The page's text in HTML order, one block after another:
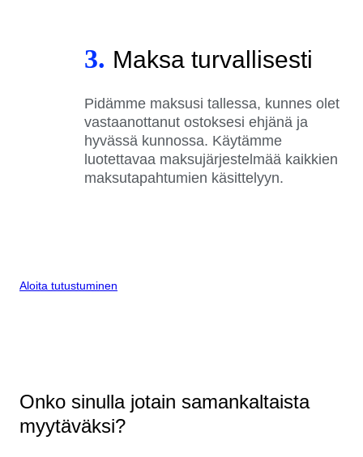
3. Maksa turvallisesti
Pidämme maksusi tallessa, kunnes olet
vastaanottanut ostoksesi ehjänä ja
hyvässä kunnossa. Käytämme
luotettavaa maksujärjestelmää kaikkien
maksutapahtumien käsittelyyn.
Aloita tutustuminen
Onko sinulla jotain samankaltaista
myytäväksi?